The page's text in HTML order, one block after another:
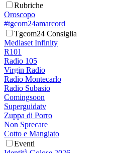
Rubriche
Oroscopo
#tgcom24amarcord
Tgcom24 Consiglia
Mediaset Infinity
R101
Radio 105
Virgin Radio
Radio Montecarlo
Radio Subasio
Comingsoon
Superguidatv
Zuppa di Porro
Non Sprecare
Cotto e Mangiato
Eventi